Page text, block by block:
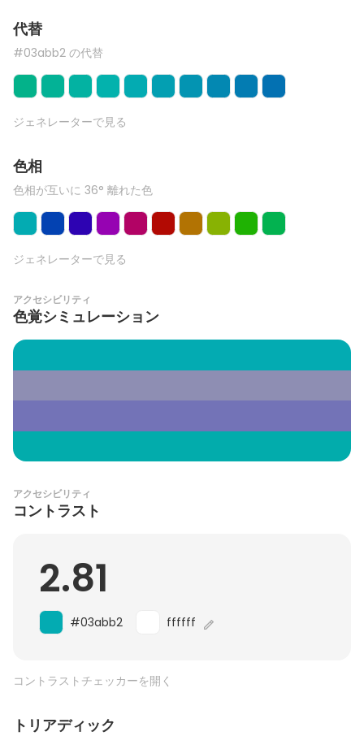
代替
#03abb2 の代替
ジェネレーターで見る
色相
色相が互いに 36° 離れた色
ジェネレーターで見る
アクセシビリティ
色覚シミュレーション
アクセシビリティ
コントラスト
2.81
#03abb2 ffffff
コントラストチェッカーを開く
トリアディック